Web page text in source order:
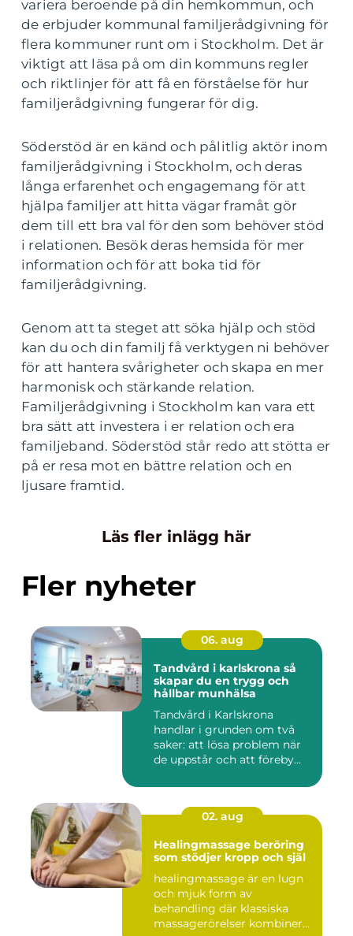
variera beroende på din hemkommun, och
de erbjuder kommunal familjerådgivning för
flera kommuner runt om i Stockholm. Det är
viktigt att läsa på om din kommuns regler
och riktlinjer för att få en förståelse för hur
familjerådgivning fungerar för dig.
Söderstöd är en känd och pålitlig aktör inom
familjerådgivning i Stockholm, och deras
långa erfarenhet och engagemang för att
hjälpa familjer att hitta vägar framåt gör
dem till ett bra val för den som behöver stöd
i relationen. Besök deras hemsida för mer
information och för att boka tid för
familjerådgivning.
Genom att ta steget att söka hjälp och stöd
kan du och din familj få verktygen ni behöver
för att hantera svårigheter och skapa en mer
harmonisk och stärkande relation.
Familjerådgivning i Stockholm kan vara ett
bra sätt att investera i er relation och era
familjeband. Söderstöd står redo att stötta er
på er resa mot en bättre relation och en
ljusare framtid.
Läs fler inlägg här
Fler nyheter
06. aug
Tandvård i karlskrona så
skapar du en trygg och
hållbar munhälsa
Tandvård i Karlskrona
handlar i grunden om två
saker: att lösa problem när
de uppstår och att föreby...
02. aug
Healingmassage beröring
som stödjer kropp och själ
healingmassage är en lugn
och mjuk form av
behandling där klassiska
massagerörelser kombineras